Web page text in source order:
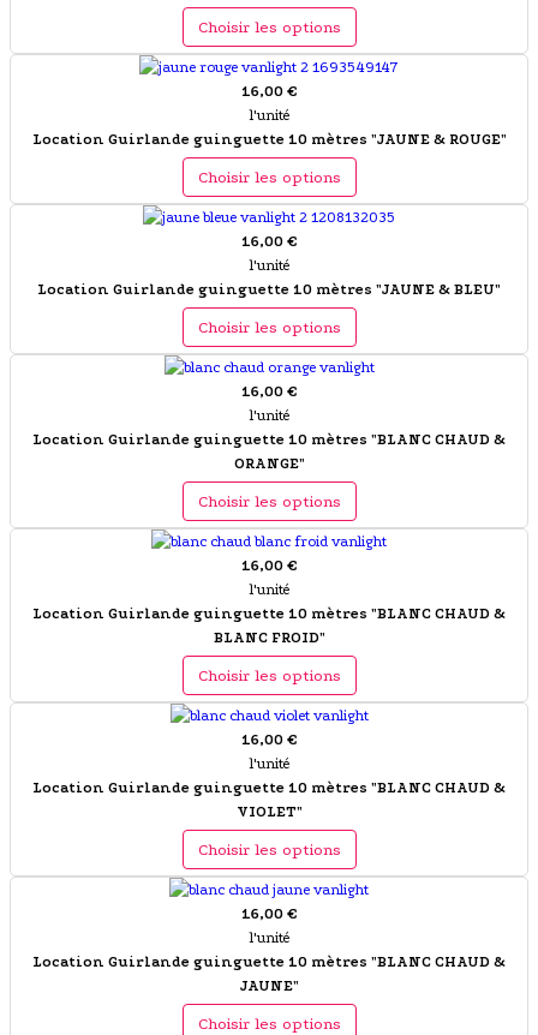
Choisir les options
16,00 €
l'unité
Location Guirlande guinguette 10 mètres "JAUNE & ROUGE"
Choisir les options
16,00 €
l'unité
Location Guirlande guinguette 10 mètres "JAUNE & BLEU"
Choisir les options
16,00 €
l'unité
Location Guirlande guinguette 10 mètres "BLANC CHAUD &
ORANGE"
Choisir les options
16,00 €
l'unité
Location Guirlande guinguette 10 mètres "BLANC CHAUD &
BLANC FROID"
Choisir les options
16,00 €
l'unité
Location Guirlande guinguette 10 mètres "BLANC CHAUD &
VIOLET"
Choisir les options
16,00 €
l'unité
Location Guirlande guinguette 10 mètres "BLANC CHAUD &
JAUNE"
Choisir les options